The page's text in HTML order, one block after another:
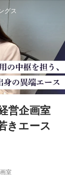
グス
営企画室
きエース
室